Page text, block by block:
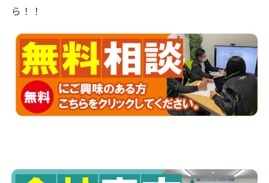
ら！！